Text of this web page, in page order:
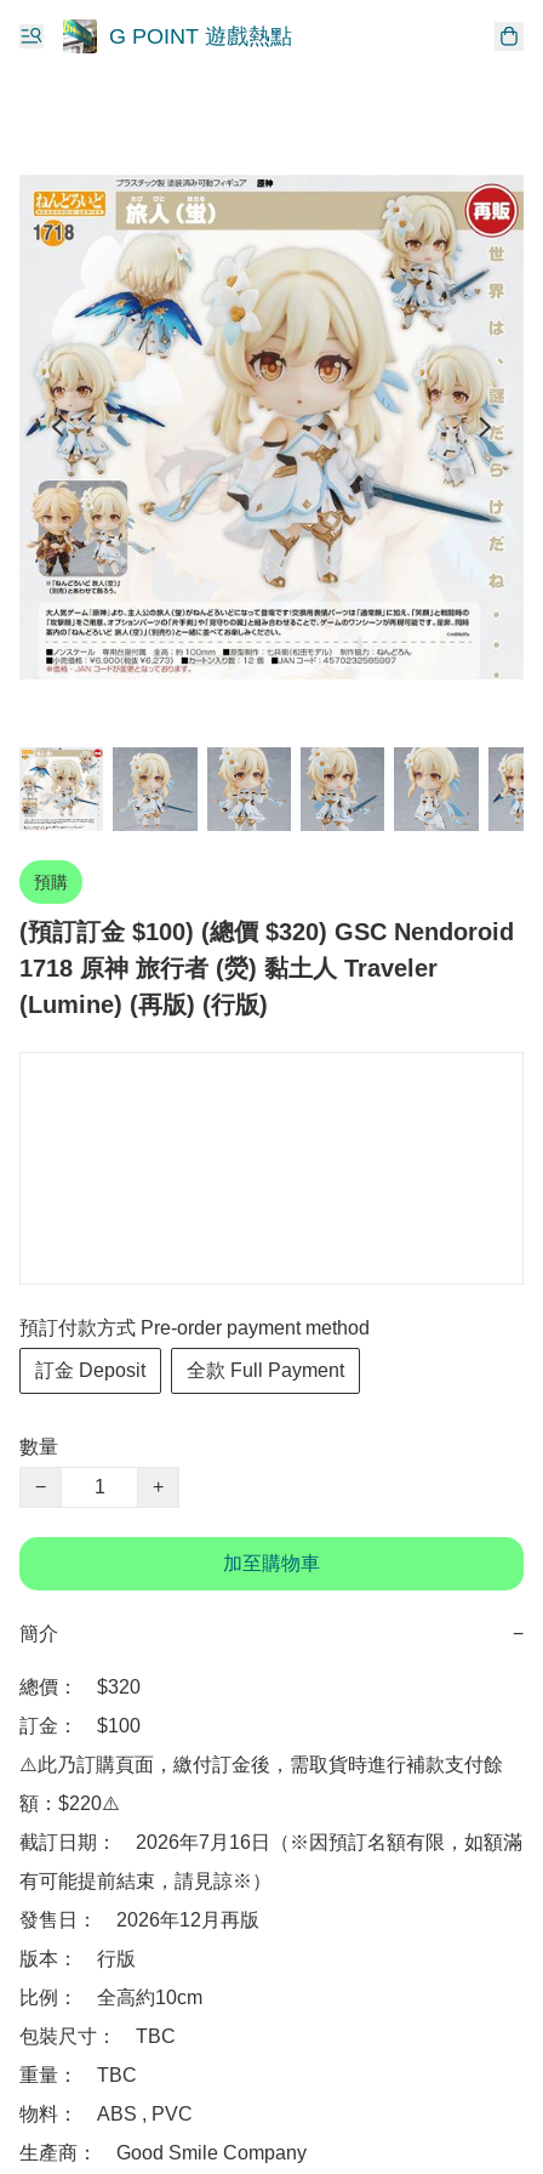
G POINT 遊戲熱點
預購
(預訂訂金 $100) (總價 $320) GSC Nendoroid
1718 原神 旅行者 (熒) 黏土人 Traveler
(Lumine) (再版) (行版)
預訂付款方式 Pre-order payment method
訂金 Deposit 全款 Full Payment
數量
−
+
加至購物車
簡介 −
總價：　$320
訂金：　$100
⚠️此乃訂購頁面，繳付訂金後，需取貨時進行補款支付餘
額：$220⚠️
截訂日期：　2026年7月16日（※因預訂名額有限，如額滿
有可能提前結束，請見諒※）
發售日：　2026年12月再版
版本：　行版
比例：　全高約10cm
包裝尺寸：　TBC
重量：　TBC
物料：　ABS , PVC
生產商：　Good Smile Company